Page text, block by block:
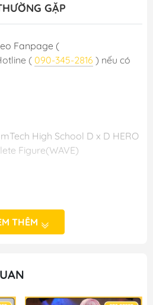
GẶP
Fanpage (
( 090-345-2816 ) nếu có
High School D x D HERO
Figure(WAVE)
T2/2024
CHÍNH HÃNG NHẬT BẢN
Liệt - Hoàng Mai - Hà Nội
or098-777-0035
THÊM